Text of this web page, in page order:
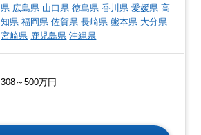
県 広島県 山口県 徳島県 香川県 愛媛県 高
知県 福岡県 佐賀県 長崎県 熊本県 大分県
宮崎県 鹿児島県 沖縄県
308～500万円